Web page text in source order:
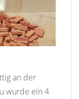
an der
wurde ein 4